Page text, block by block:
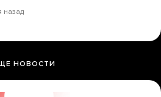
назад
НОВОСТИ